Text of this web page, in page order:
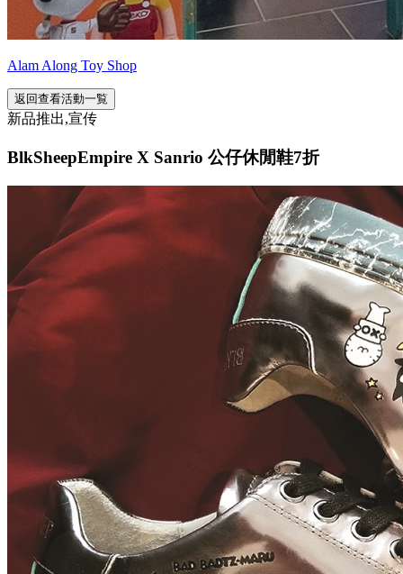
Alam Along Toy Shop
返回查看活動一覧
新品推出,宣传
BlkSheepEmpire X Sanrio 公仔休閒鞋7折